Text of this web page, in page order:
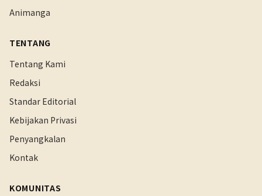
Animanga
TENTANG
Tentang Kami
Redaksi
Standar Editorial
Kebijakan Privasi
Penyangkalan
Kontak
KOMUNITAS